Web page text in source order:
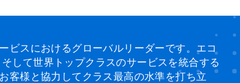
ビスにおけるグローバルリーダーです。エコ
して世界トップクラスのサービスを統合する
客様と協力してクラス最高の水準を打ち立